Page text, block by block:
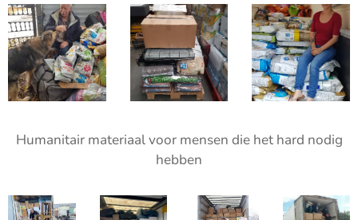
Humanitair materiaal voor mensen die het hard nodig
hebben